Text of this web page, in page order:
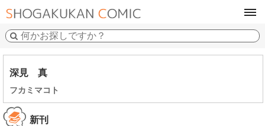
深見 真
フカミマコト
新刊